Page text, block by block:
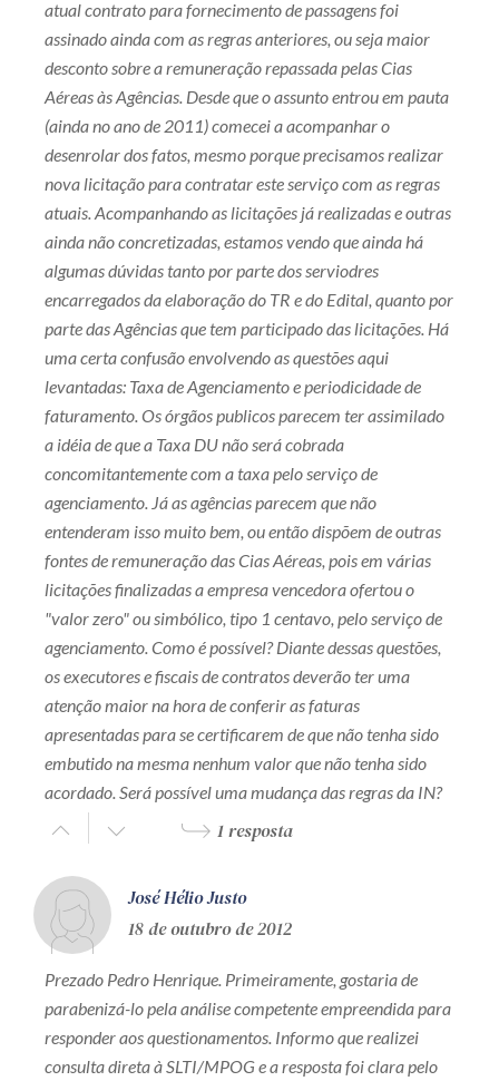
atual contrato para fornecimento de passagens foi
assinado ainda com as regras anteriores, ou seja maior
desconto sobre a remuneração repassada pelas Cias
Aéreas às Agências. Desde que o assunto entrou em pauta
(ainda no ano de 2011) comecei a acompanhar o
desenrolar dos fatos, mesmo porque precisamos realizar
nova licitação para contratar este serviço com as regras
atuais. Acompanhando as licitações já realizadas e outras
ainda não concretizadas, estamos vendo que ainda há
algumas dúvidas tanto por parte dos serviodres
encarregados da elaboração do TR e do Edital, quanto por
parte das Agências que tem participado das licitações. Há
uma certa confusão envolvendo as questões aqui
levantadas: Taxa de Agenciamento e periodicidade de
faturamento. Os órgãos publicos parecem ter assimilado
a idéia de que a Taxa DU não será cobrada
concomitantemente com a taxa pelo serviço de
agenciamento. Já as agências parecem que não
entenderam isso muito bem, ou então dispõem de outras
fontes de remuneração das Cias Aéreas, pois em várias
licitações finalizadas a empresa vencedora ofertou o
"valor zero" ou simbólico, tipo 1 centavo, pelo serviço de
agenciamento. Como é possível? Diante dessas questões,
os executores e fiscais de contratos deverão ter uma
atenção maior na hora de conferir as faturas
apresentadas para se certificarem de que não tenha sido
embutido na mesma nenhum valor que não tenha sido
acordado. Será possível uma mudança das regras da IN?
1 resposta
José Hélio Justo
18 de outubro de 2012
Prezado Pedro Henrique. Primeiramente, gostaria de
parabenizá-lo pela análise competente empreendida para
responder aos questionamentos. Informo que realizei
consulta direta à SLTI/MPOG e a resposta foi clara pelo